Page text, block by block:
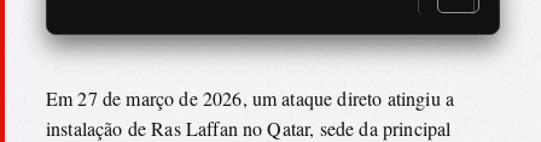
Em 27 de março de 2026, um ataque direto atingiu a
instalação de Ras Laffan no Qatar, sede da principal